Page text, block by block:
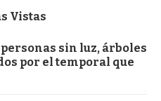
Vistas
sin luz, árboles
por el temporal que